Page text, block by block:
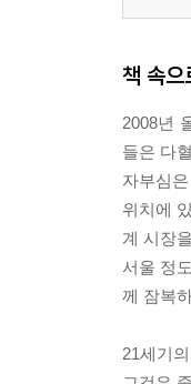
6. 도광
7. 중국
8. 농민
9. 무력
10. 중국
11. 인터
12. 중국
제3부 경
2. 위안
책 속으
2008년
들은 다
자부심
위치에
계 시장
서울 정
께 잠복
21세기